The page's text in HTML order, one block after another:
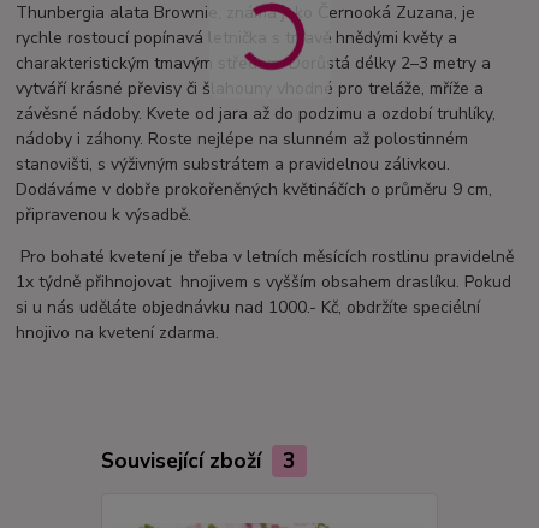
Thunbergia alata Brownie, známá jako Černooká Zuzana, je
rychle rostoucí popínavá letnička s tmavě hnědými květy a
charakteristickým tmavým středem. Dorůstá délky 2–3 metry a
vytváří krásné převisy či šlahouny vhodné pro treláže, mříže a
závěsné nádoby. Kvete od jara až do podzimu a ozdobí truhlíky,
nádoby i záhony. Roste nejlépe na slunném až polostinném
stanovišti, s výživným substrátem a pravidelnou zálivkou.
Dodáváme v dobře prokořeněných květináčích o průměru 9 cm,
připravenou k výsadbě.
Pro bohaté kvetení je třeba v letních měsících rostlinu pravidelně
1x týdně přihnojovat hnojivem s vyšším obsahem draslíku. Pokud
si u nás uděláte objednávku nad 1000.- Kč, obdržíte speciélní
hnojivo na kvetení zdarma.
Související zboží 3